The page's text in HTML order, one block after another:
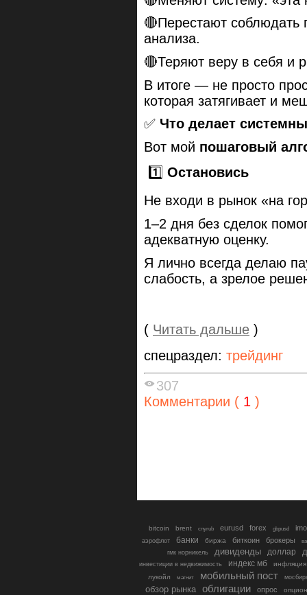
🔴Перестают соблюдать
анализа.
🔴Теряют веру в себя и
В итоге — не просто
которая затягивает и
✅ Что делает
Вот мой пошаговый
1️⃣ Остановись
Не входи в рынок «на
1–2 дня без сделок
адекватную оценку.
Я лично всегда делаю
слабость, а зрелое
( Читать дальше )
спецраздел: трейдинг
307
Комментарии ( 1 )
bitcoin brent cnyrub eurusd forex gbpusd
аэрофлот банки биржа биткоин брокеры
гмк норникель
дивиденды доллар
инвестиции в недвижимость индекс мб
инфляция
лукойл
магнит мобильный пост
обзор рынка облигации опрос